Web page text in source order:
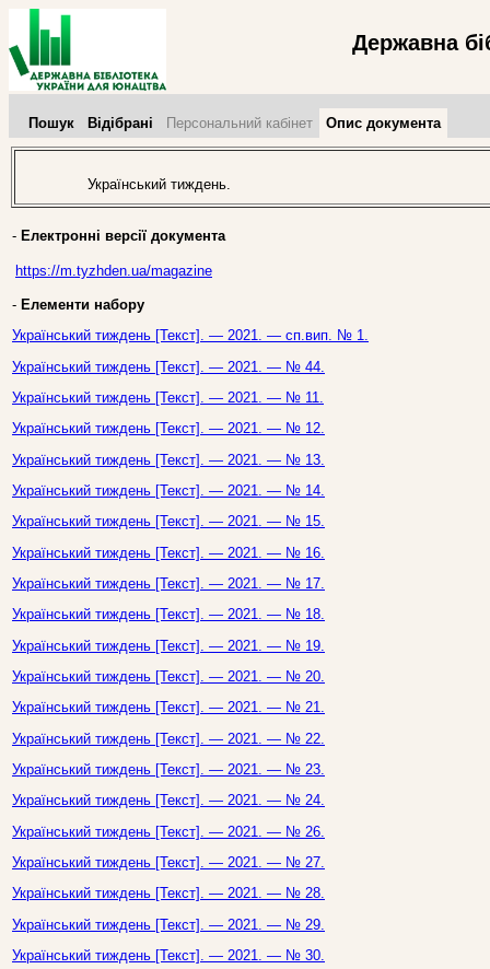
Державна
Пошук Відібрані Персональний кабінет Опис документа
Український тиждень.
- Електронні версії документа
https://m.tyzhden.ua/magazine
- Елементи набору
Український тиждень [Текст]. — 2021. — сп.вип. № 1.
Український тиждень [Текст]. — 2021. — № 44.
Український тиждень [Текст]. — 2021. — № 11.
Український тиждень [Текст]. — 2021. — № 12.
Український тиждень [Текст]. — 2021. — № 13.
Український тиждень [Текст]. — 2021. — № 14.
Український тиждень [Текст]. — 2021. — № 15.
Український тиждень [Текст]. — 2021. — № 16.
Український тиждень [Текст]. — 2021. — № 17.
Український тиждень [Текст]. — 2021. — № 18.
Український тиждень [Текст]. — 2021. — № 19.
Український тиждень [Текст]. — 2021. — № 20.
Український тиждень [Текст]. — 2021. — № 21.
Український тиждень [Текст]. — 2021. — № 22.
Український тиждень [Текст]. — 2021. — № 23.
Український тиждень [Текст]. — 2021. — № 24.
Український тиждень [Текст]. — 2021. — № 26.
Український тиждень [Текст]. — 2021. — № 27.
Український тиждень [Текст]. — 2021. — № 28.
Український тиждень [Текст]. — 2021. — № 29.
Український тиждень [Текст]. — 2021. — № 30.